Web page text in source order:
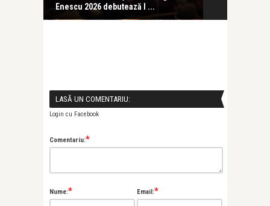
Enescu 2026 debutează l ...
LASĂ UN COMENTARIU:
Login cu Facebook
Comentariu:*
Nume:* Email:*